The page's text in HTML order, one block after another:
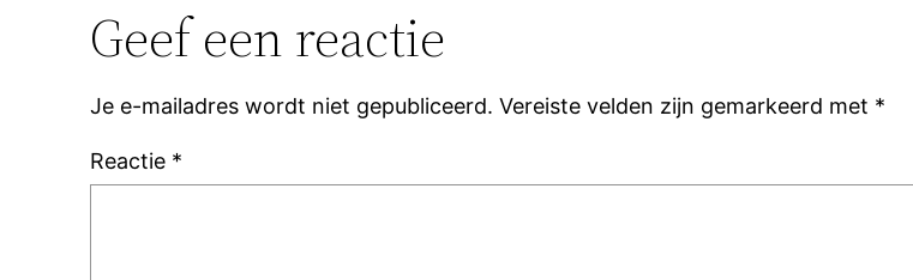
Geef een reactie
Je e-mailadres wordt niet gepubliceerd. Vereiste velden zijn gemarkeerd met *
Reactie *